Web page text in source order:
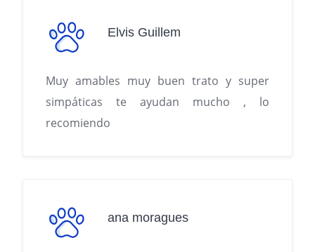
Elvis Guillem
Muy amables muy buen trato y super
simpáticas te ayudan mucho , lo
recomiendo
ana moragues